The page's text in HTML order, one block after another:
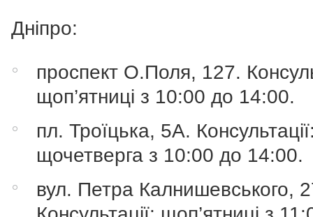
Дніпро:
проспект О.Поля, 127.
щоп’ятниці з 10:00 до 14:00.
пл. Троїцька, 5А.
щочетверга з 10:00 до 14:00.
вул. Петра Калнишевського,